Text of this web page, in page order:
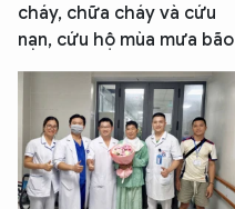
cháy, chữa cháy và cứu
nạn, cứu hộ mùa mưa bão